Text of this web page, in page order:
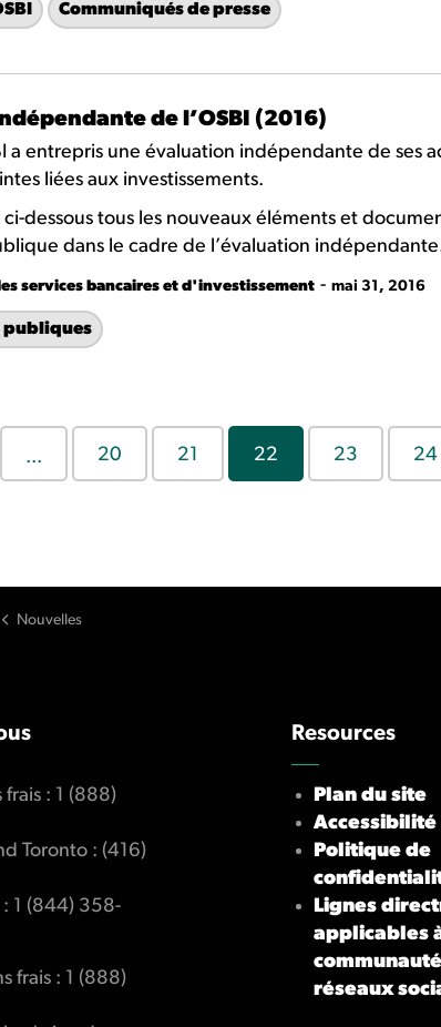
Communiqués de presse
de l’OSBI (2016)
a entrepris une évaluation indépendante de ses
liées aux investissements.
dessous tous les nouveaux éléments et
dans le cadre de l’évaluation
services bancaires et d'investissement - mai 31, 2016
publiques
... 20 21 22 23 24
Nouvelles
frais : 1 (888)
Toronto : (416)
: 1 (844) 358-
frais : 1 (888)
Resources
Plan du site
Accessibilité
Politique de
Lignes
applicables
réseaux